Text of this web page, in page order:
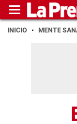
INICIO MENTE